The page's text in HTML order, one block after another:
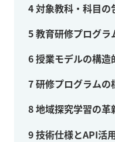
4対象教科・科目の
5教育研修プログラ
6授業モデルの構造
7研修プログラムの
8地域探究学習の革
9技術仕様とAPI活